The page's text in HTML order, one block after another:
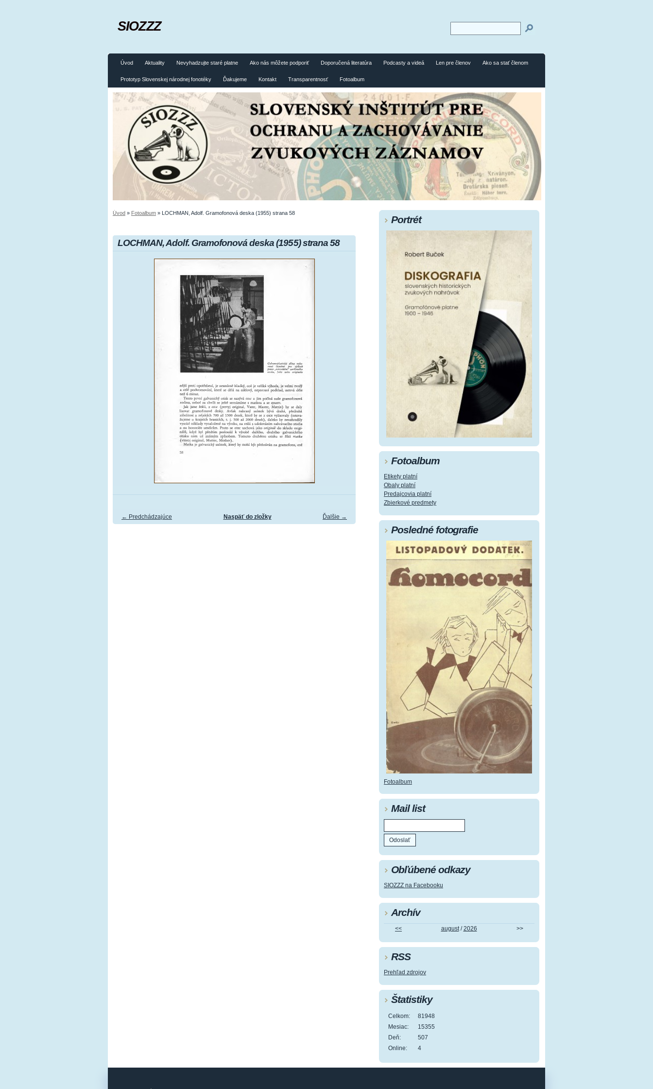
Úvod Aktuality Nevyhadzujte staré platne Ako nás môžete podporiť Doporučená literatúra Podcasty a videá Len pre členov Ako sa stať členom
Prototyp Slovenskej národnej fonotéky Ďakujeme Kontakt Transparentnosť Fotoalbum
SIOZZZ
Úvod » Fotoalbum » LOCHMAN, Adolf. Gramofonová deska (1955) strana 58
LOCHMAN, Adolf. Gramofonová deska (1955) strana 58
← Predchádzajúce Ďalšie →
Naspäť do zložky
Portrét
Fotoalbum
Etikety platní
Obaly platní
Predajcovia platní
Zbierkové predmety
Posledné fotografie
Fotoalbum
Mail list
Obľúbené odkazy
SIOZZZ na Facebooku
Archív
<< august/2026 >>
RSS
Prehľad zdrojov
Štatistiky
Online: 4
Celkom:
81948
Mesiac:
15355
Deň:
507